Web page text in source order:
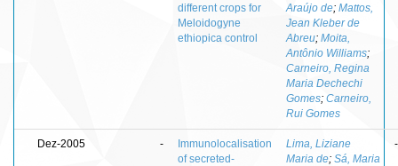
different crops for
Meloidogyne
ethiopica control
Araújo de; Mattos,
Jean Kleber de
Abreu; Moita,
Antônio Williams;
Carneiro, Regina
Maria Dechechi
Gomes; Carneiro,
Rui Gomes
Dez-2005 -
Immunolocalisation
of secreted-
Lima, Liziane
Maria de; Sá, Maria
-